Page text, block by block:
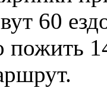
60
пожить